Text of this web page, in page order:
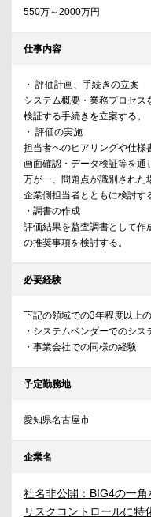
550万～2000万円
仕事内容
・ 評価計画、手続きの立案
システム概要・業務プロセス
検証する手続きを立案する。
・ 評価の実施
担当者へのヒアリングや仕様
画面確認・データ検証等を通
万が一、問題点が識別された
企業側担当者とともに検討す
・調書の作成
評価結果を監査調書として作
の推奨事項を検討する。
必要経験
下記の領域での3年程度以上
・システムベンダーでのシ
・事業会社での同様の経験
予定勤務地
愛知県名古屋市
企業名
社名非公開：BIG4の一
リスクコントロールに特